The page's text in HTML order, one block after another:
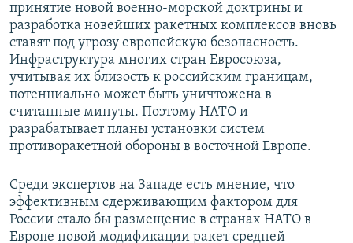
принятие новой военно-морской доктрины и
разработка новейших ракетных комплексов вновь
ставят под угрозу европейскую безопасность.
Инфраструктура многих стран Евросоюза,
учитывая их близость к российским границам,
потенциально может быть уничтожена в
считанные минуты. Поэтому НАТО и
разрабатывает планы установки систем
противоракетной обороны в восточной Европе.
Среди экспертов на Западе есть мнение, что
эффективным сдерживающим фактором для
России стало бы размещение в странах НАТО в
Европе новой модификации ракет средней